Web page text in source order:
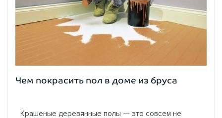
Чем покрасить пол в доме из бруса
Крашеные деревянные полы — это совсем не